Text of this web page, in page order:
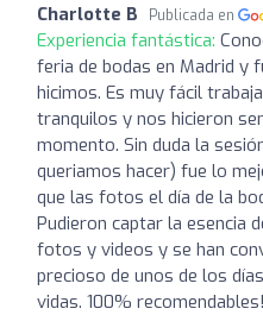
Charlotte B Publicada en
Experiencia fantástica:
feria de bodas en Madrid y
hicimos. Es muy fácil
tranquilos y nos hicieron
momento. Sin duda la
queriamos hacer) fue lo
que las fotos el día de la
Pudieron captar la esencia
fotos y videos y se han
precioso de unos de los
vidas. 100% recomendables!